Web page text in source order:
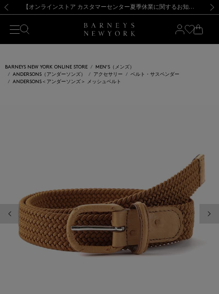
新規登録のお客様も対象！＜MY BARNEYS＞会員のお客様は11,000円（税込）以上のお買上げで常時送料無料！お買い物の際は会員登録を！
【夏季休業に伴う出荷一時停止のお知らせ】(2026.8.7) 【オンラインストア カスタマーセンター夏季休業に関するお知らせ】（2026.8.7）
【夏季休業に伴う返品・交換承り一時停止のお知らせ】（2026.8.5）
熊本県を中心とした地震の影響によるお荷物のお届けについて
【開催中】SUMMER SALEのご案内・ご注意事項 新規登録のお客様も対象！＜MY BARNEYS＞会員のお客様は11,000円（税込）以上のお買上げで常時送料無料！お買い物の際は会員登録を！
【夏季休業に伴う出荷一時停止のお知らせ】(2026.8.7)
BARNEYS NEW YORK ONLINE STORE
MEN'S（メンズ）
ANDERSONS（アンダーソンズ）
アクセサリー
ベルト・サスペンダー
ANDERSONS＜アンダーソンズ＞ メッシュベルト
前の画像